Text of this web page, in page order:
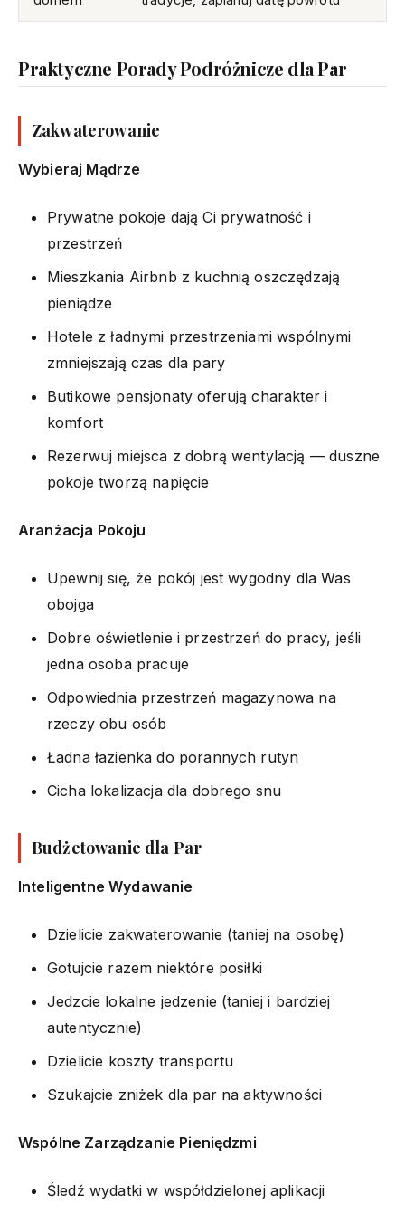
Praktyczne Porady Podróżnicze dla Par
Zakwaterowanie
Wybieraj Mądrze
Prywatne pokoje dają Ci prywatność i
przestrzeń
Mieszkania Airbnb z kuchnią oszczędzają
pieniądze
Hotele z ładnymi przestrzeniami wspólnymi
zmniejszają czas dla pary
Butikowe pensjonaty oferują charakter i
komfort
Rezerwuj miejsca z dobrą wentylacją — duszne
pokoje tworzą napięcie
Aranżacja Pokoju
Upewnij się, że pokój jest wygodny dla Was
obojga
Dobre oświetlenie i przestrzeń do pracy, jeśli
jedna osoba pracuje
Odpowiednia przestrzeń magazynowa na
rzeczy obu osób
Ładna łazienka do porannych rutyn
Cicha lokalizacja dla dobrego snu
Budżetowanie dla Par
Inteligentne Wydawanie
Dzielicie zakwaterowanie (taniej na osobę)
Gotujcie razem niektóre posiłki
Jedzcie lokalne jedzenie (taniej i bardziej
autentycznie)
Dzielicie koszty transportu
Szukajcie zniżek dla par na aktywności
Wspólne Zarządzanie Pieniędzmi
Śledź wydatki w współdzielonej aplikacji